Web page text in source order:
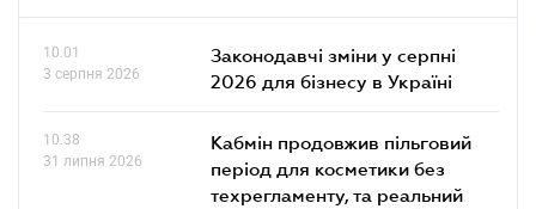
10.01
3 серпня 2026
Законодавчі зміни у серпні
2026 для бізнесу в Україні
10.38
31 липня 2026
Кабмін продовжив пільговий
період для косметики без
техрегламенту, та реальний